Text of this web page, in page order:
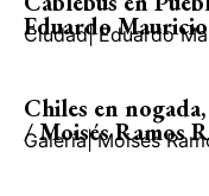
Eduardo
Ciudad| Eduardo
Chiles en
/ Moisés Ramos
Galería| Moisés